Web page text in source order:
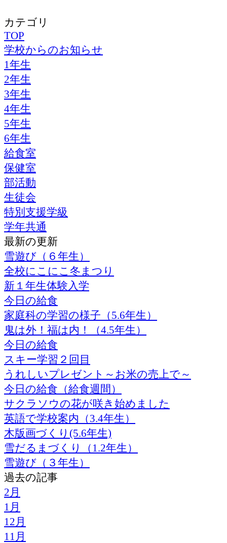
カテゴリ
TOP
学校からのお知らせ
1年生
2年生
3年生
4年生
5年生
6年生
給食室
保健室
部活動
生徒会
特別支援学級
学年共通
最新の更新
雪遊び（６年生）
全校にこにこ冬まつり
新１年生体験入学
今日の給食
家庭科の学習の様子（5.6年生）
鬼は外！福は内！（4.5年生）
今日の給食
スキー学習２回目
うれしいプレゼント～お米の売上で～
今日の給食（給食週間）
サクラソウの花が咲き始めました
英語で学校案内（3.4年生）
木版画づくり(5.6年生)
雪だるまづくり（1.2年生）
雪遊び（３年生）
過去の記事
2月
1月
12月
11月